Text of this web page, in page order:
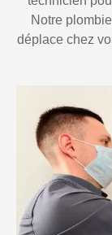
Notre
déplace chez